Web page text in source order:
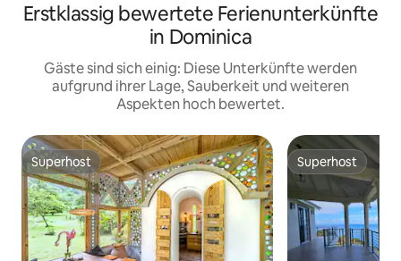
Erstklassig bewertete Ferienunterkünfte
in Dominica
Gäste sind sich einig: Diese Unterkünfte werden
aufgrund ihrer Lage, Sauberkeit und weiteren
Aspekten hoch bewertet.
Superhost
Superhost Superhost
Superhost